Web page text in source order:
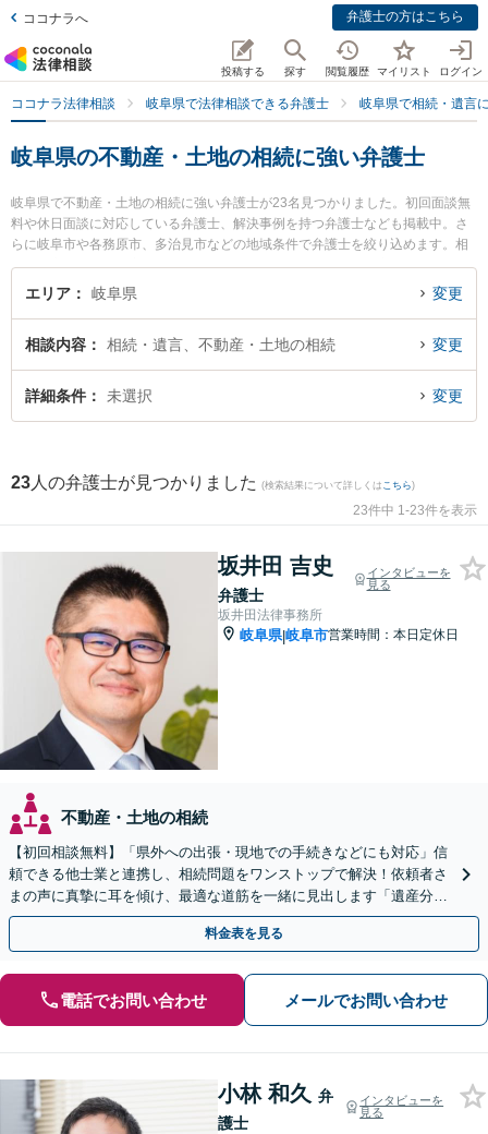
ココナラへ 弁護士の方はこちら
投稿する 探す 閲覧履歴 マイリスト ログイン
ココナラ法律相談 岐阜県で法律相談できる弁護士 岐阜県で相続・遺言
岐阜県の不動産・土地の相続に強い弁護士
岐阜県で不動産・土地の相続に強い弁護士が23名見つかりました。初回面談無
料や休日面談に対応している弁護士、解決事例を持つ弁護士なども掲載中。さ
らに岐阜市や各務原市、多治見市などの地域条件で弁護士を絞り込めます。相
続・遺言に関係する家族間の相続トラブルや認知症の相続、遺産分割等の細か
な分野での絞り込み検索もでき便利です。特に坂井田法律事務所の坂井田 吉史
います。『岐阜県で土日や夜間に発生した不動産・土地の相続のトラブルを今
すぐに弁護士に相談したい』『不動産・土地の相続のトラブル解決の実績豊富
な近くの弁護士を検索したい』『初回相談無料で不動産・土地の相続を法律相
エリア 岐阜県 変更
相談内容 相続・遺言、不動産・土地の相続 変更
詳細条件 未選択 変更
23 人の弁護士が見つかりました (検索結果について詳しくは こちら)
23件中 1-23件を表示
坂井田 吉史
弁護士
インタビューを
見る
坂井田法律事務所
岐阜県|岐阜市営業時間：本日定休日
不動産・土地の相続
【初回相談無料】「県外への出張・現地での手続きなどにも対応」信
頼できる他士業と連携し、相続問題をワンストップで解決！依頼者さ
まの声に真摯に耳を傾け、最適な道筋を一緒に見出します「遺産分割
／寄与分／成年後見／遺留分／相続放棄／遺言書作成など」
料金表を見る
電話でお問い合わせ メールでお問い合わせ
小林 和久 弁
護士
インタビューを
見る